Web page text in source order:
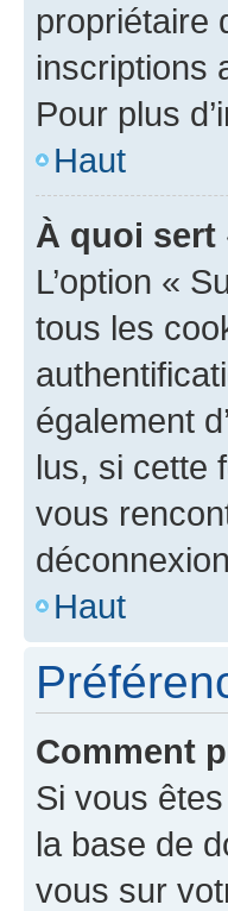
propriétaire
inscriptions
Pour plus
Haut
À quoi sert
L’option «
tous les
également
lus, si cette
vous
Haut
Comment
Si vous
la base de
vous sur